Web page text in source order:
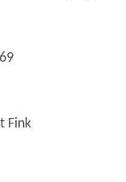
Fink